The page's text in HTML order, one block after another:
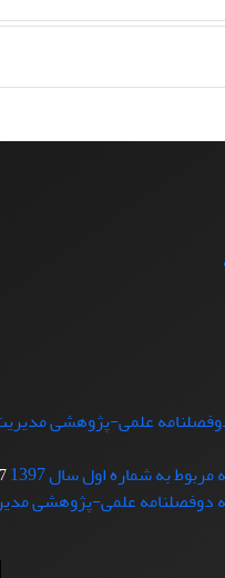
علمی-پژوهشی
به شماره اول سال 1397
دوفصلنامه علمی-پژوهشی